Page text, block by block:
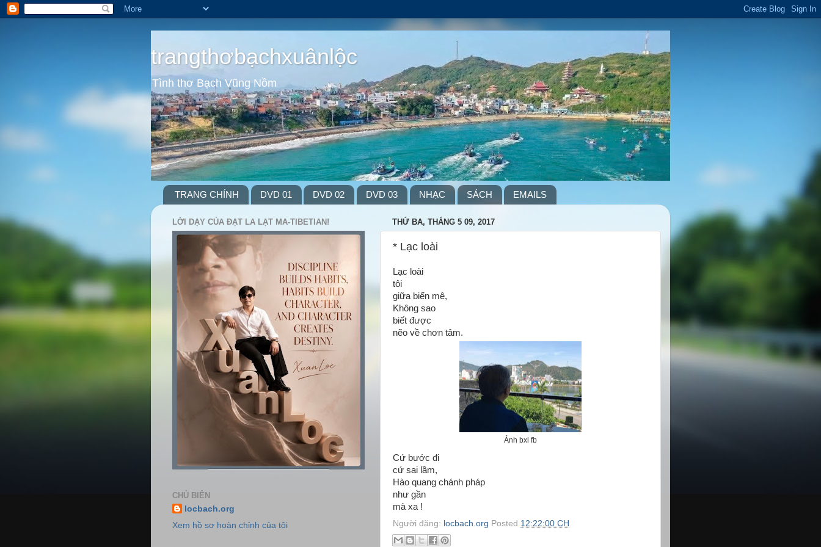
trangthơbạchxuânlộc
Tình thơ Bạch Vũng Nồm
TRANG CHÍNH DVD 01 DVD 02 DVD 03 NHẠC SÁCH EMAILS
THỨ BA, THÁNG 5 09, 2017
* Lạc loài
Lạc loài
tôi
giữa biển mê,
Không sao
biết được
nẽo về chơn tâm.
Ảnh bxl fb
Cứ bước đi
cứ sai lầm,
Hào quang chánh pháp
như gần
mà xa !
Người đăng: locbach.org Posted 12:22:00 CH
LỜI DẠY CỦA ĐẠT LA LẠT MA-TIBETIAN!
CHỦ BIÊN
locbach.org
Xem hồ sơ hoàn chỉnh của tôi